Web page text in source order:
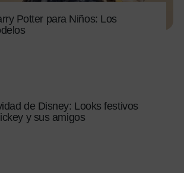
Potter para Niños: Los
de Disney: Looks festivos
y sus amigos